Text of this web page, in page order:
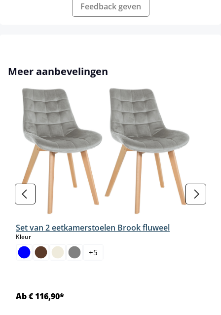
Feedback geven
Productgalerij overslaan
Meer aanbevelingen
Set van 2 eetkamerstoelen Brook fluweel
Kleurselect
+5
Ab € 116,90*